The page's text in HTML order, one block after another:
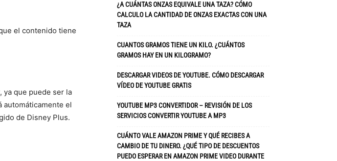
el contenido tiene
ya que puede ser la
automáticamente el
de Disney Plus.
¿A CUÁNTAS ONZAS EQUIVALE UNA TAZA? CÓMO
CALCULO LA CANTIDAD DE ONZAS EXACTAS CON UNA
TAZA
CUANTOS GRAMOS TIENE UN KILO. ¿CUÁNTOS
GRAMOS HAY EN UN KILOGRAMO?
DESCARGAR VIDEOS DE YOUTUBE. CÓMO DESCARGAR
VÍDEO DE YOUTUBE GRATIS
YOUTUBE MP3 CONVERTIDOR – REVISIÓN DE LOS
SERVICIOS CONVERTIR YOUTUBE A MP3
CUÁNTO VALE AMAZON PRIME Y QUÉ RECIBES A
CAMBIO DE TU DINERO. ¿QUÉ TIPO DE DESCUENTOS
PUEDO ESPERAR EN AMAZON PRIME VIDEO DURANTE